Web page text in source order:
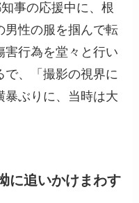
事の応援中に、根
男性の服を掴んで転
害行為を堂々と行い
で、「撮影の視界に
暴ぶりに、当時は大
に追いかけまわす